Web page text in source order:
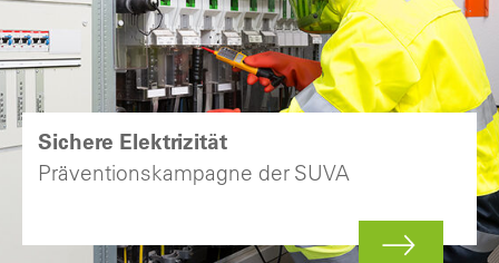
Sichere Elektrizität
Präventionskampagne der SUVA